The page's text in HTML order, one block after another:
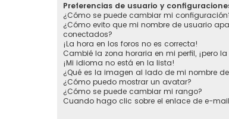
Preferencias de usuario y
¿Cómo se puede cambiar mi
¿Cómo evito que mi nombre de usuario
conectados?
¡La hora en los foros no es correcta!
Cambié la zona horaria en mi perfil, ¡pero
¡Mi idioma no está en la lista!
¿Qué es la imagen al lado de mi nombre
¿Cómo puedo mostrar un avatar?
¿Cómo se puede cambiar mi rango?
Cuando hago clic sobre el enlace de e-